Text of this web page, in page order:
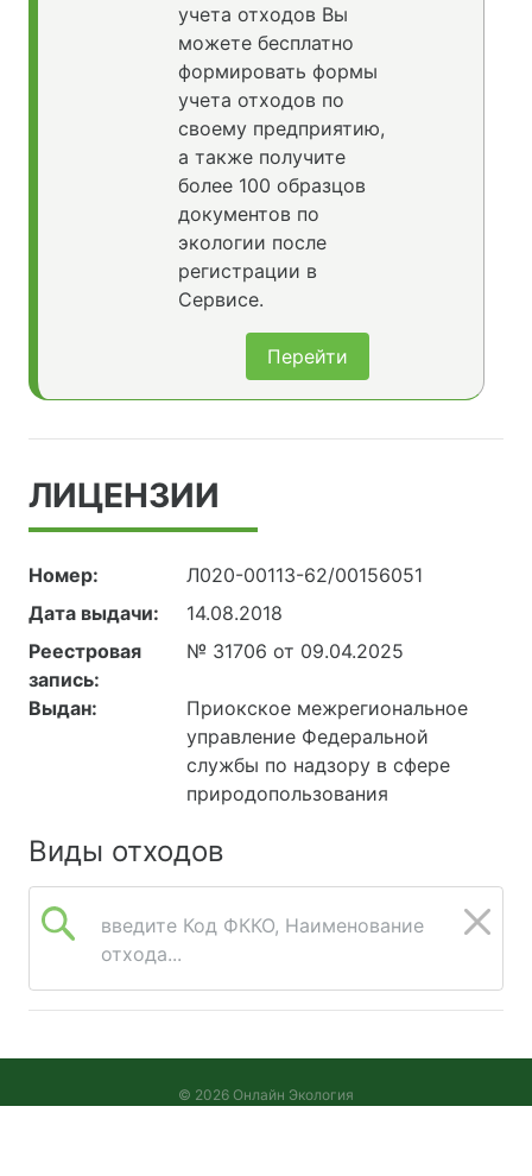
учета отходов Вы
можете бесплатно
формировать формы
учета отходов по
своему предприятию,
а также получите
более 100 образцов
документов по
экологии после
регистрации в
Сервисе.
Перейти
ЛИЦЕНЗИИ
Номер:
Л020-00113-62/00156051
Дата выдачи:
14.08.2018
Реестровая
запись:
№ 31706 от 09.04.2025
Выдан:
Приокское межрегиональное
управление Федеральной
службы по надзору в сфере
природопользования
Виды отходов
введите Код ФККО, Наименование
отхода...
© 2026 Онлайн Экология